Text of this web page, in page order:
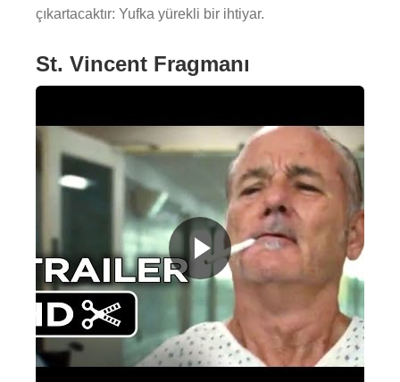
çıkartacaktır: Yufka yürekli bir ihtiyar.
St. Vincent Fragmanı